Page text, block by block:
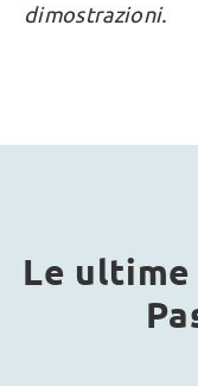
dimostrazioni.
Le